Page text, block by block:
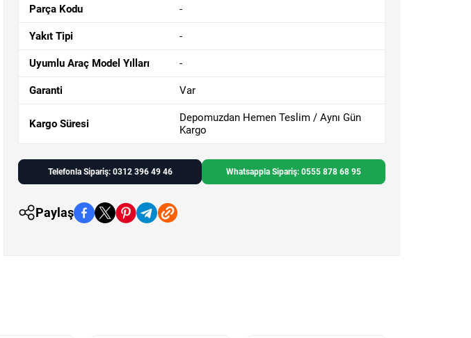
Parça Kodu -
Yakıt Tipi -
Uyumlu Araç Model Yılları -
Garanti Var
Kargo Süresi
Depomuzdan Hemen Teslim / Aynı Gün
Kargo
Telefonla Sipariş: 0312 396 49 46 Whatsappla Sipariş: 0555 878 68 95
Paylaş